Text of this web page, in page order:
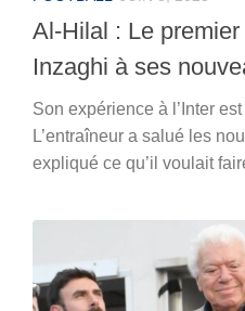
Al-Hilal : Le
Inzaghi à ses
Son expérience à l’Inter
L’entraîneur a salué les
expliqué ce qu’il voulait